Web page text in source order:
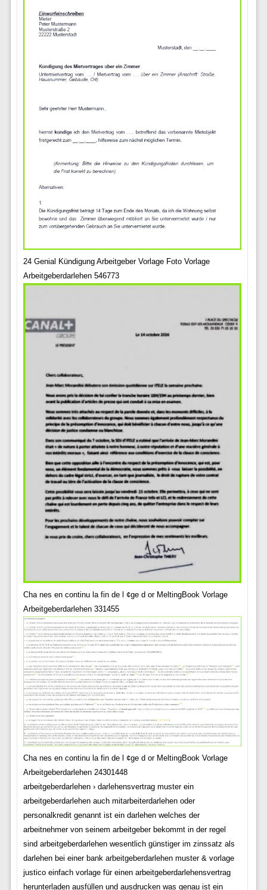
24 Genial Kündigung Arbeitgeber Vorlage Foto Vorlage
Arbeitgeberdarlehen 546773
Cha nes en continu la fin de l ¢ge d or MeltingBook Vorlage
Arbeitgeberdarlehen 331455
Cha nes en continu la fin de l ¢ge d or MeltingBook Vorlage
Arbeitgeberdarlehen 24301448
arbeitgeberdarlehen › darlehensvertrag muster ein
arbeitgeberdarlehen auch mitarbeiterdarlehen oder
personalkredit genannt ist ein darlehen welches der
arbeitnehmer von seinem arbeitgeber bekommt in der regel
sind arbeitgeberdarlehen wesentlich günstiger im zinssatz als
darlehen bei einer bank arbeitgeberdarlehen muster & vorlage
justico einfach vorlage für einen arbeitgeberdarlehensvertrag
herunterladen ausfüllen und ausdrucken was genau ist ein